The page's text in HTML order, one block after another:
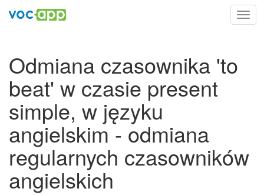
Odmiana czasownika 'to
beat' w czasie present
simple, w języku
angielskim - odmiana
regularnych czasowników
angielskich